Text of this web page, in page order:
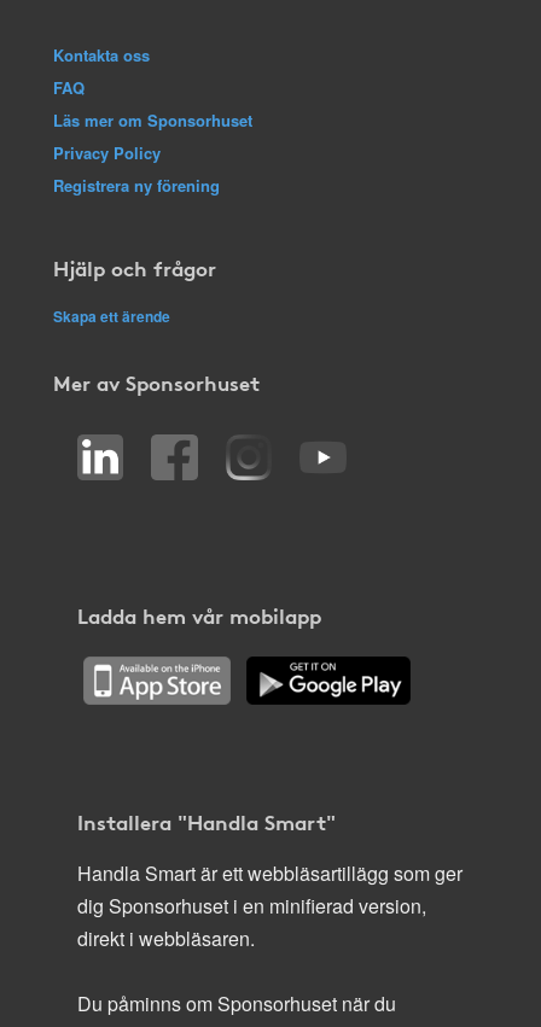
Kontakta oss
FAQ
Läs mer om Sponsorhuset
Privacy Policy
Registrera ny förening
Hjälp och frågor
Skapa ett ärende
Mer av Sponsorhuset
Ladda hem vår mobilapp
Installera "Handla Smart"
Handla Smart är ett webbläsartillägg som ger
dig Sponsorhuset i en minifierad version,
direkt i webbläsaren.
Du påminns om Sponsorhuset när du